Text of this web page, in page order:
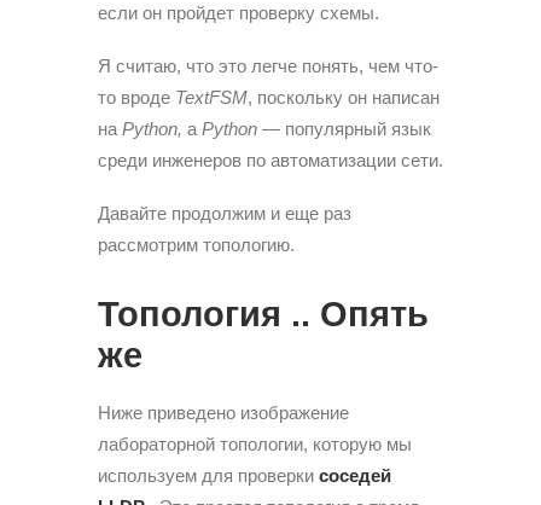
если он пройдет проверку схемы.
Я считаю, что это легче понять, чем что-
то вроде TextFSM, поскольку он написан
на Python, а Python — популярный язык
среди инженеров по автоматизации сети.
Давайте продолжим и еще раз
рассмотрим топологию.
Топология .. Опять
же
Ниже приведено изображение
лабораторной топологии, которую мы
используем для проверки соседей